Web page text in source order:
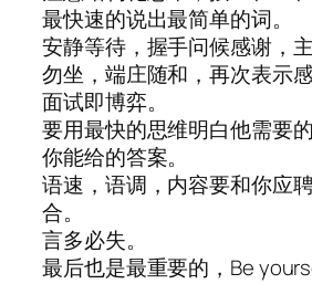
最快速的说出最简单的词。
安静等待，握手问候感谢，
勿坐，端庄随和，再次表示
面试即博弈。
要用最快的思维明白他需要
你能给的答案。
语速，语调，内容要和你应
合。
言多必失。
最后也是最重要的，Be